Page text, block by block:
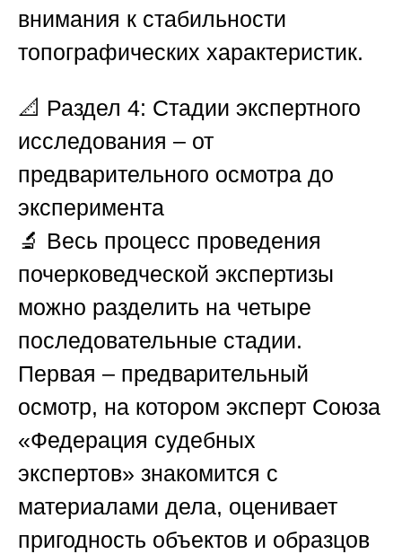
внимания к стабильности
топографических характеристик.
📐 Раздел 4: Стадии экспертного
исследования – от
предварительного осмотра до
эксперимента
🔬 Весь процесс проведения
почерковедческой экспертизы
можно разделить на четыре
последовательные стадии.
Первая – предварительный
осмотр, на котором эксперт Союза
«Федерация судебных
экспертов» знакомится с
материалами дела, оценивает
пригодность объектов и образцов